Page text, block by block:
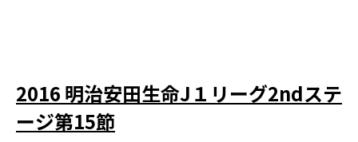
2016 明治安田生命J１リーグ2ndステ
ージ第15節